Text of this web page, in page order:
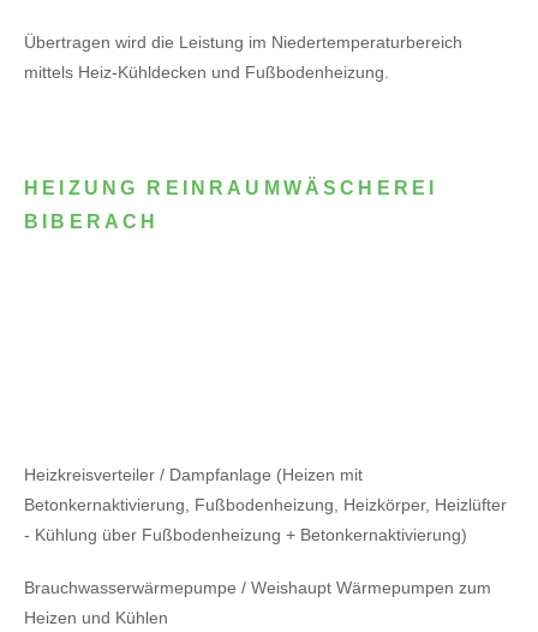
Übertragen wird die Leistung im Niedertemperaturbereich
mittels Heiz-Kühldecken und Fußbodenheizung.
HEIZUNG REINRAUMWÄSCHEREI
BIBERACH
Heizkreisverteiler / Dampfanlage (Heizen mit
Betonkernaktivierung, Fußbodenheizung, Heizkörper, Heizlüfter
- Kühlung über Fußbodenheizung + Betonkernaktivierung)
Brauchwasserwärmepumpe / Weishaupt Wärmepumpen zum
Heizen und Kühlen